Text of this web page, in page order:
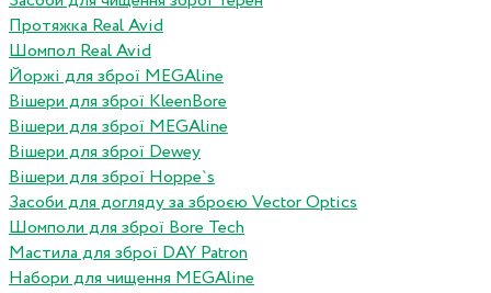
Протяжка Real Avid
Шомпол Real Avid
Йоржі для зброї MEGAline
Вішери для зброї KleenBore
Вішери для зброї MEGAline
Вішери для зброї Dewey
Вішери для зброї Hoppe`s
Засоби для догляду за зброєю Vector Optics
Шомполи для зброї Bore Tech
Мастила для зброї DAY Patron
Набори для чищення MEGAline